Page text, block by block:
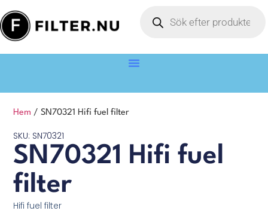
Hem / SN70321 Hifi fuel filter
SKU: SN70321
SN70321 Hifi fuel
filter
Hifi fuel filter